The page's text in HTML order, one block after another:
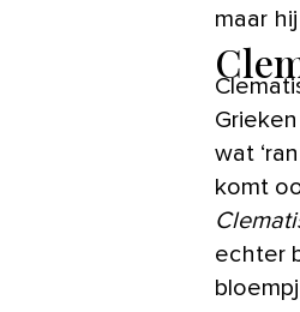
maar
wat
komt
echter